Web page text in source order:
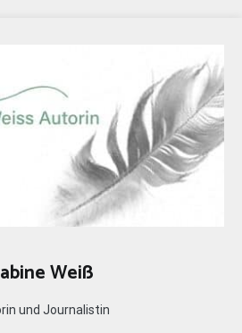
Weiß
und Journalistin